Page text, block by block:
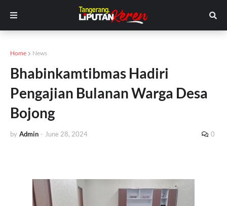
Home News
Bhabinkamtibmas Hadiri
Pengajian Bulanan Warga Desa
Bojong
by Admin - June 28, 2024 0